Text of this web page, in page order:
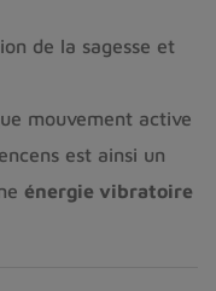
de la sagesse et
mouvement active
est ainsi un
énergie vibratoire